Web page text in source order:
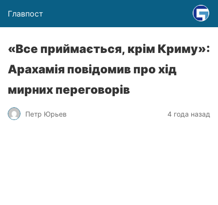
Главпост
«Все приймається, крім Криму»:
Арахамія повідомив про хід
мирних переговорів
Петр Юрьев 4 года назад